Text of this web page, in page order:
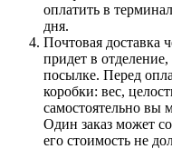
оплатить в
дня.
Почтовая доставка
придет в
посылке. Перед
коробки: вес,
самостоятельно вы
Один заказ может
его стоимость не